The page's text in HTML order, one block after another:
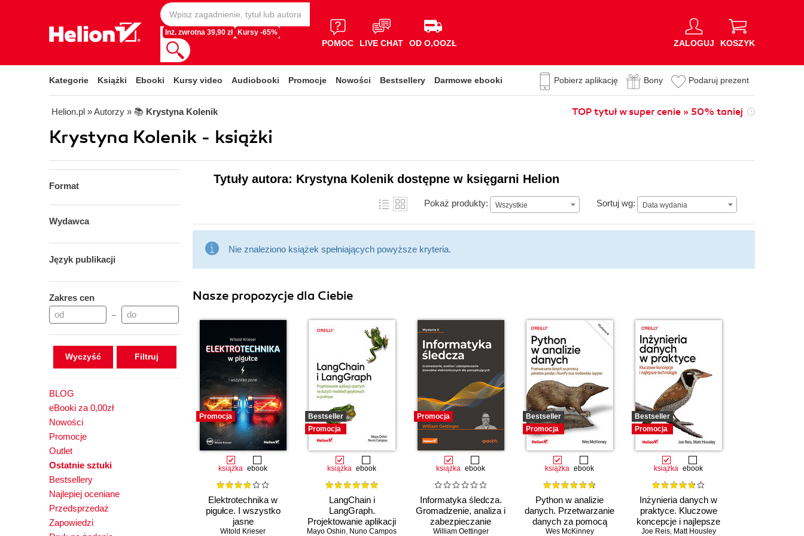
Inż. zwrotna 39,90 zł Kursy -65%
POMOC LIVE CHAT OD O,OOZŁ ZALOGUJ KOSZYK
Kategorie Książki Ebooki Kursy video Audiobooki Promocje Nowości Bestsellery Darmowe ebooki Pobierz aplikację Bony Podaruj prezent
Helion.pl » Autorzy » 📚 Krystyna Kolenik TOP tytuł w super cenie » 50% taniej
Krystyna Kolenik - książki
Format
Wydawca
Język publikacji
Zakres cen
–
Wyczyść
BLOG
eBooki za 0,00zł
Nowości
Promocje
Outlet
Ostatnie sztuki
Bestsellery
Najlepiej oceniane
Przedsprzedaż
Zapowiedzi
Tytuły autora: Krystyna Kolenik dostępne w księgarni Helion
Pokaż produkty: Wszystkie Sortuj wg: Data wydania
Data wydania
Nie znaleziono książek spełniających powyższe kryteria.
Nasze propozycje dla Ciebie
Promocja
książka ebook
Elektrotechnika w
pigułce. I wszystko
jasne
Witold Krieser
Bestseller
Promocja
książka ebook
LangChain i
LangGraph.
Projektowanie aplikacji
opartych na dużych
Mayo Oshin, Nuno Campos
Promocja
książka ebook
Informatyka śledcza.
Gromadzenie, analiza i
zabezpieczanie
dowodów
William Oettinger
Bestseller
Promocja
książka ebook
Python w analizie
danych. Przetwarzanie
danych za pomocą
pakietów pandas i
Wes McKinney
Bestseller
Promocja
książka ebook
Inżynieria danych w
praktyce. Kluczowe
koncepcje i najlepsze
technologie
Joe Reis, Matt Housley